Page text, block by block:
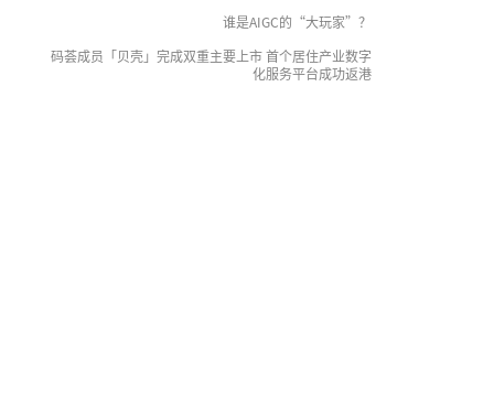
谁是AIGC的“大玩家”？
码荟成员「贝壳」完成双重主要上市 首个居住产业数字
化服务平台成功返港